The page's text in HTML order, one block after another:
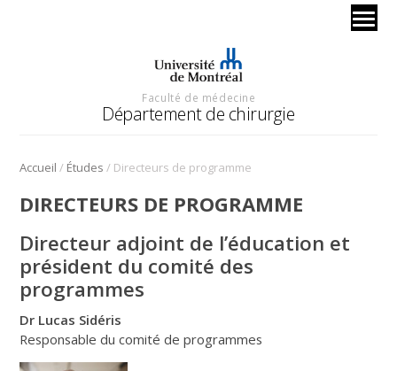
Faculté de médecine
Département de chirurgie
Accueil / Études / Directeurs de programme
DIRECTEURS DE PROGRAMME
Directeur adjoint de l’éducation et
président du comité des
programmes
Dr Lucas Sidéris
Responsable du comité de programmes